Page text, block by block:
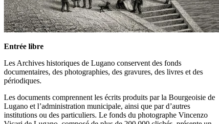
Entrée libre
Les Archives historiques de Lugano conservent des fonds
documentaires, des photographies, des gravures, des livres et des
périodiques.
Les documents comprennent les écrits produits par la Bourgeoisie de
Lugano et l’administration municipale, ainsi que par d’autres
institutions ou des particuliers. Le fonds du photographe Vincenzo